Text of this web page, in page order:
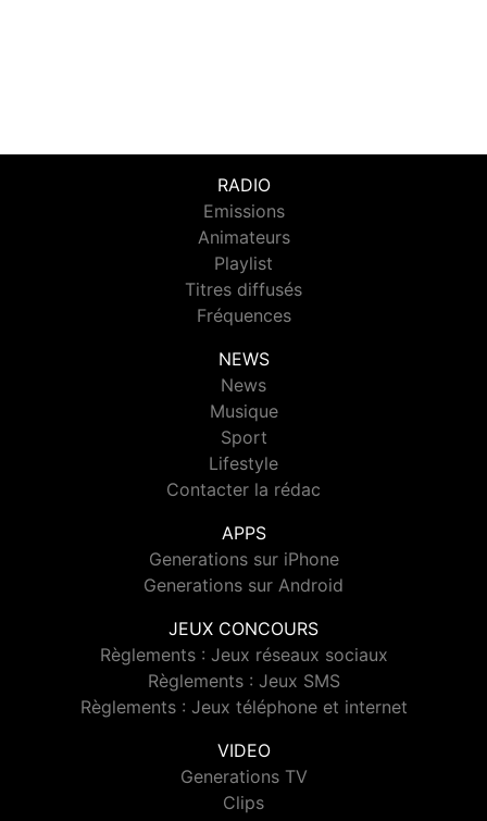
RADIO
Emissions
Animateurs
Playlist
Titres diffusés
Fréquences
NEWS
News
Musique
Sport
Lifestyle
Contacter la rédac
APPS
Generations sur iPhone
Generations sur Android
JEUX CONCOURS
Règlements : Jeux réseaux sociaux
Règlements : Jeux SMS
Règlements : Jeux téléphone et internet
VIDEO
Generations TV
Clips